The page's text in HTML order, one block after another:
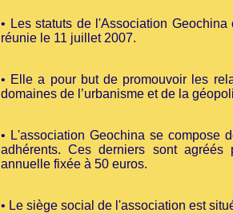
• Les statuts de l'Association
réunie le 11 juillet 2007.
• Elle a pour but de promouvoir les
domaines de l’urbanisme et de la
• L'association Geochina se compose
adhérents. Ces derniers sont
annuelle fixée à 50 euros.
• Le siège social de l'association est